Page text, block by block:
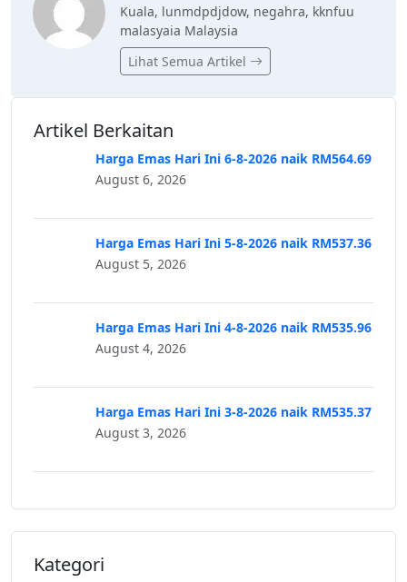
Kuala, lunmdpdjdow, negahra, kknfuu
malasyaia Malaysia
Lihat Semua Artikel
Artikel Berkaitan
Harga Emas Hari Ini 6-8-2026 naik RM564.69
August 6, 2026
Harga Emas Hari Ini 5-8-2026 naik RM537.36
August 5, 2026
Harga Emas Hari Ini 4-8-2026 naik RM535.96
August 4, 2026
Harga Emas Hari Ini 3-8-2026 naik RM535.37
August 3, 2026
Kategori